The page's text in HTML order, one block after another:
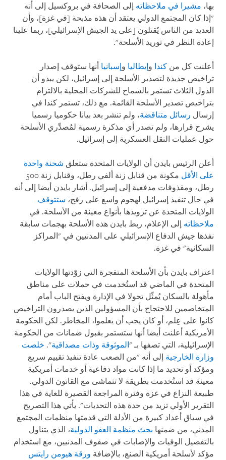
بها، مشيرا في ملاحظاته إلى الصحافة في بروكسيل إلى أنه
"إذا كان المجتمع الدولي يعتقد أن هذه مذبحة [في غزة]، وأن
العديد من الناس يُقتلون [على يد الجيش الإسرائيلي]، ربما علينا
إعادة النظر في توريد الأسلحة".
أعلنت كل من كندا وإيطاليا وإسبانيا أنها ستوقف إصدار
تراخيص جديدة لتصدير الأسلحة إلى إسرائيل، لكن يبدو أن
الدول الثلاث تستمر بالسماح للشركات المحلية بالالتزام
بتراخيص تصدير الأسلحة القائمة. مع ذلك، تستمر كندا في
إرسال رسائل متناقضة، ولم تنشر بعد بيانا حكوميا رسميا
يشرح قرارها، ولم تصدر أي مذكرة رسمية لمُصدِّري الأسلحة
حول عمليات النقل العسكرية إلى إسرائيل.
أعلن الرئيس بايدن أن الولايات المتحدة ستعلق شحنة واحدة
على الأقل
مكونة من قنابل زنة ألفي رطل، وقنابل زنة 500
رطل، ومقذوفات مدفعية إلى إسرائيل. أشار بايدن أيضا إلى أنه
في حال تنفيذ إسرائيل لهجوم واسع على رفح، ستتوقف
الولايات المتحدة عن تزويدها بأنواع معينة من الأسلحة. في
ملاحظاته إلى الإعلام، ربط بايدن هذه الأسلحة بهجمات سابقة
نفذها جيش الدفاع الإسرائيلي على المدنيين في "المراكز
السكانية" في غزة.
اعتراف بايدن بأن الأسلحة المتفجرة التي زوّدتها الولايات
المتحدة في الماضي قد استُخدمت في حملات على مناطق
مأهولة بالسكان يُمثّل تحولا في الإدارة ويفتح الباب أمام
المتخاصمين للاحتجاج بأن المسؤولين الذين يصدرون التراخيص
كانوا على عِلم، أو كان يجب أن يعلموا، المخاطر. لكن الحكومة
الأمريكية أعلنت أيضا أنها ستستمر بقبول ضمانات من الحكومة
الإسرائيلية، التي تصفها بـ "الموثوقة وذات مصداقية". خلصت
وزارة الخارجية إلى أنه "من الصعب عادة تنفيذ تقييم سريع
ومؤكد أو تحديد ما إذا كانت مواد دفاعية أو خدمات أمريكية
معينة قد استُخدمت بطريقة لا تتماشى مع القانون الدولي.
طبيعة النزاع في غزة وفترة المراجعة القصيرة للغاية في هذا
التقرير الأولي تزيد من حدة هذه التحديات". يأتي هذا التصريح
في سياق أعداد كبيرة من الأدلة التي قدمتها منظمات المجتمع
المدني، من ضمنها بحث منظمة العفو الدولية، الذي يتناول
بالتفصيل الوفيات والإصابات في صفوف المدنيين، مع استخدام
مؤكد لأسلحة أمريكية الصنع، بالإضافة ورقة هيومن رايتس